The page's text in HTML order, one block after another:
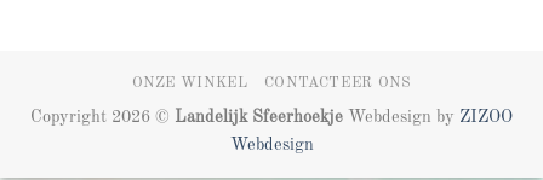
ONZE WINKEL CONTACTEER ONS
Copyright 2026 © Landelijk Sfeerhoekje Webdesign by ZIZOO
Webdesign